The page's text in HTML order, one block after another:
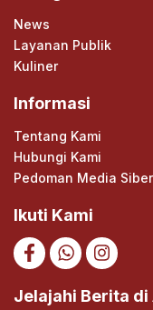
News
Layanan Publik
Kuliner
Informasi
Tentang Kami
Hubungi Kami
Pedoman Media Siber
Ikuti Kami
Jelajahi Berita di